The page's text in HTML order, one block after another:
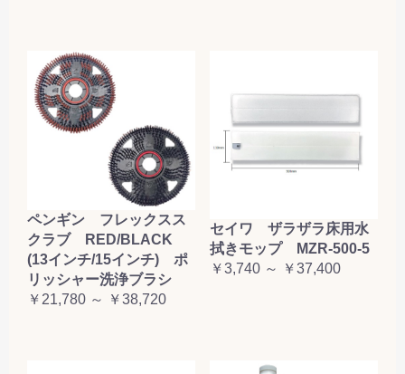
ペンギン フレックスス
クラブ RED/BLACK
(13インチ/15インチ) ポ
リッシャー洗浄ブラシ
￥21,780 ～ ￥38,720
セイワ ザラザラ床用水
拭きモップ MZR-500-5
￥3,740 ～ ￥37,400